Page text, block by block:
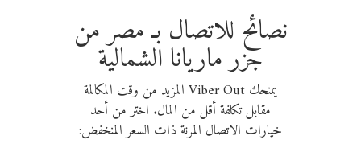
نصائح للاتصال بـ مصر من
جزر ماريانا الشمالية
يمنحك Viber Out المزيد من وقت المكالمة
مقابل تكلفة أقل من المال. اختر من أحد
خيارات الاتصال المرنة ذات السعر المنخفض: